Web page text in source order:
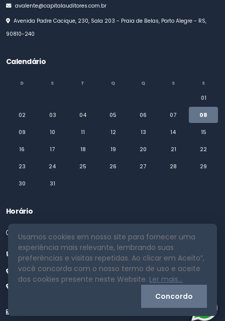
avalente@capitalauditores.com.br
Avenida Padre Cacique, 230, Sala 203 - Praia de Belas, Porto Alegre - RS,
90810-240
Calendário
D S T Q Q S S
01
02 03 04 05 06 07 08
09 10 11 12 13 14 15
16 17 18 19 20 21 22
23 24 25 26 27 28 29
30 31
Horário
Segunda a Sexta 08:00 as 18:00
Unidades
Porto Alegre - RS
Usamos cookies em nosso site para fornecer uma
experiência mais relevante, lembrando suas
preferências e visitas repetidas. Ao clicar em Aceito”,
você concorda com o nosso termo de uso e aceite
dos cookies presente neste Website. Ler mais...
Concordo